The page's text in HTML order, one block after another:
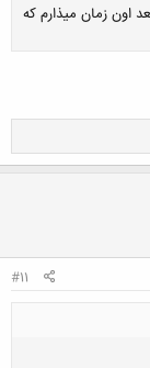
اون زمان میذارم که
#11